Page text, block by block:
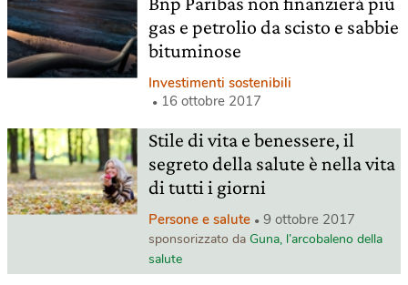
gas e petrolio da scisto e sabbie
bituminose
Investimenti sostenibili
16 ottobre 2017
Stile di vita e benessere, il
segreto della salute è nella vita
di tutti i giorni
Persone e salute 9 ottobre 2017
sponsorizzato da Guna, l’arcobaleno della
salute